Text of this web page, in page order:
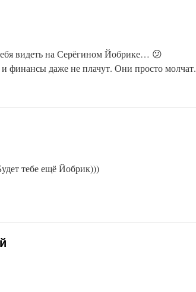
видеть на Серёгином Йобрике… 😕
финансы даже не плачут. Они просто молчат.
тебе ещё Йобрик)))